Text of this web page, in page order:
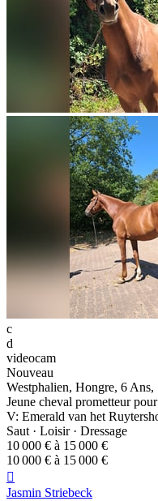
c
d
videocam
Nouveau
Westphalien, Hongre, 6 Ans,
Jeune cheval prometteur
V: Emerald van het
Saut · Loisir · Dressage
10 000 € à 15 000 €
10 000 € à 15 000 €

Jasmin Striebeck